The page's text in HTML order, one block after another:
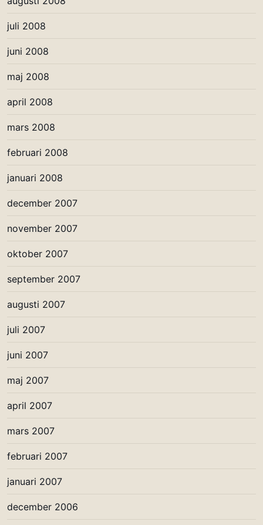
juli 2008
juni 2008
maj 2008
april 2008
mars 2008
februari 2008
januari 2008
december 2007
november 2007
oktober 2007
september 2007
augusti 2007
juli 2007
juni 2007
maj 2007
april 2007
mars 2007
februari 2007
januari 2007
december 2006